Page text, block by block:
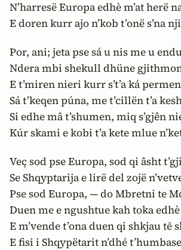
N’harresë Europa edhè m’at herë
E doren kurr ajo n’kob t’onë s’na
Por, ani; jeta pse sá u nis me u
Ndera mbi shekull dhüne
E t’miren nieri kurr s’t’a ká
Sá t’keqen púna, me t’cillën t’a
Si edhe mâ t’shumen, miq s’gjên
Kúr skami e kobi t’a kete mlue
Veç sod pse Europa, sod qi âsht
Se Shqyptarija e lirë del zojë
Pse sod Europa, — do Mbretni te
Duen me e ngushtue kah toka
E m’vende t’ona duen qi shkjau tē
E fisi i Shqypëtarit n’dhé